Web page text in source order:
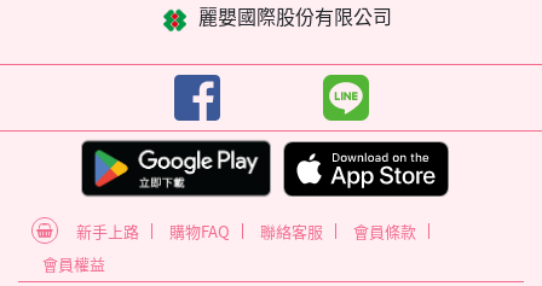
麗嬰國際股份有限公司
新手上路 購物FAQ 聯絡客服
會員條款
會員權益